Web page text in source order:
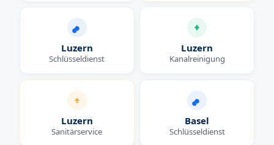
Luzern
Schlüsseldienst
Luzern
Kanalreinigung
Luzern
Sanitärservice
Basel
Schlüsseldienst